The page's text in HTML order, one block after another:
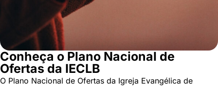
Conheça o Plano Nacional de
Ofertas da IECLB
O Plano Nacional de Ofertas da Igreja Evangélica de